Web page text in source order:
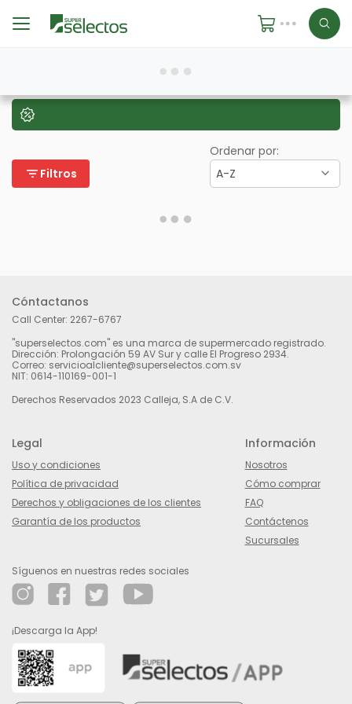
filter_list Filtros
Ordenar por:
A-Z
Cóntactanos
Call Center: 2267-6767
"superselectos.com" es una marca de supermercado registrado.
Dirección: Prolongación 59 AV Sur y calle El Progreso 2934.
Correo: servicioalcliente@superselectos.com.sv
NIT: 0614-110169-001-1
Derechos Reservados 2023 Calleja, S.A de C.V.
Legal
Uso y condiciones
Política de privacidad
Derechos y obligaciones de los clientes
Garantía de los productos
Información
Nosotros
Cómo comprar
FAQ
Contáctenos
Sucursales
Síguenos en nuestras redes sociales
¡Descarga la App!